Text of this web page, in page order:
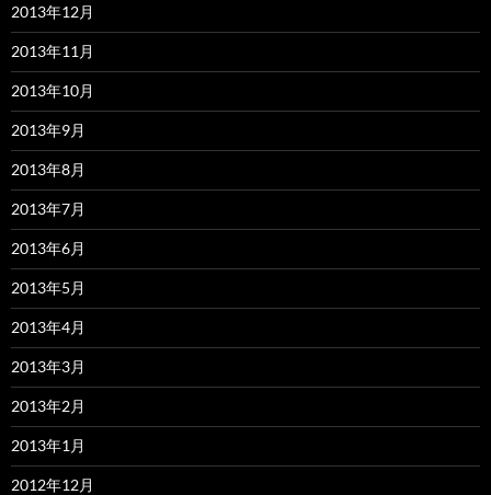
2013年12月
2013年11月
2013年10月
2013年9月
2013年8月
2013年7月
2013年6月
2013年5月
2013年4月
2013年3月
2013年2月
2013年1月
2012年12月